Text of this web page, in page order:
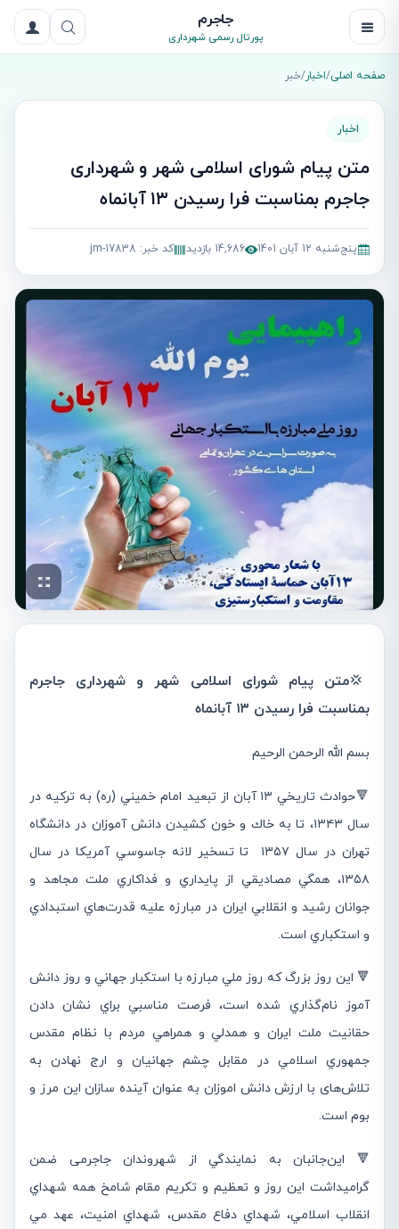
جاجرم
پورتال رسمی شهرداری
صفحه اصلی/اخبار/خبر
اخبار
متن پیام شورای اسلامی شهر و شهرداری
جاجرم بمناسبت فرا رسیدن ۱۳ آبانماه
پنج‌شنبه 12 آبان 1401 14,686 بازدید کد خبر: jm-17838
💢متن پیام شورای اسلامی شهر و شهرداری جاجرم
بمناسبت فرا رسیدن ۱۳ آبانماه
بسم الله الرحمن الرحیم
🔻حوادث تاريخي ۱۳ آبان از تبعيد امام خميني (ره) به تركيه در
سال ۱۳۴۳، تا به خاك و خون كشيدن دانش آموزان در دانشگاه
تهران در سال ۱۳۵۷ تا تسخير لانه جاسوسي آمريكا در سال
۱۳۵۸، همگي مصاديقي از پايداري و فداكاري ملت مجاهد و
جوانان رشيد و انقلابي ايران در مبارزه عليه قدرت‌هاي استبدادي
و استكباري است.
🔻 اين روز بزرگ كه روز ملي مبارزه با استكبار جهاني و روز دانش
آموز نام‌گذاري شده است، فرصت مناسبي براي نشان دادن
حقانيت ملت ايران و همدلي و همراهي مردم با نظام مقدس
جمهوري اسلامي در مقابل چشم جهانيان و ارج نهادن به
تلاش‌های با ارزش دانش اموزان به عنوان آینده سازان این مرز و
بوم است.
🔻 اين‌جانبان به نمايندگي از شهروندان جاجرمی ضمن
گراميداشت اين روز و تعظيم و تكريم مقام شامخ همه شهداي
انقلاب اسلامي، شهداي دفاع مقدس، شهداي امنيت، عهد مي